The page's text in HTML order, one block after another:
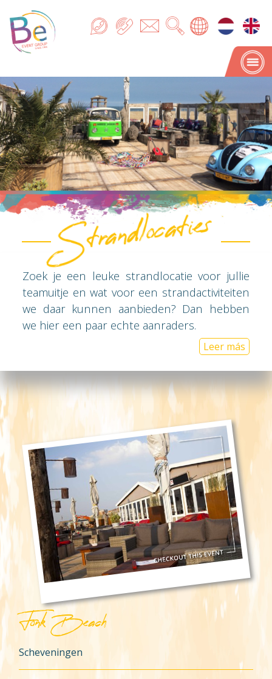
Strandlocaties
Strandlocaties
Zoek je een leuke strandlocatie voor jullie
teamuitje en wat voor een strandactiviteiten
we daar kunnen aanbieden? Dan hebben
we hier een paar echte aanraders.
Leer más
Fonk Beach
Scheveningen